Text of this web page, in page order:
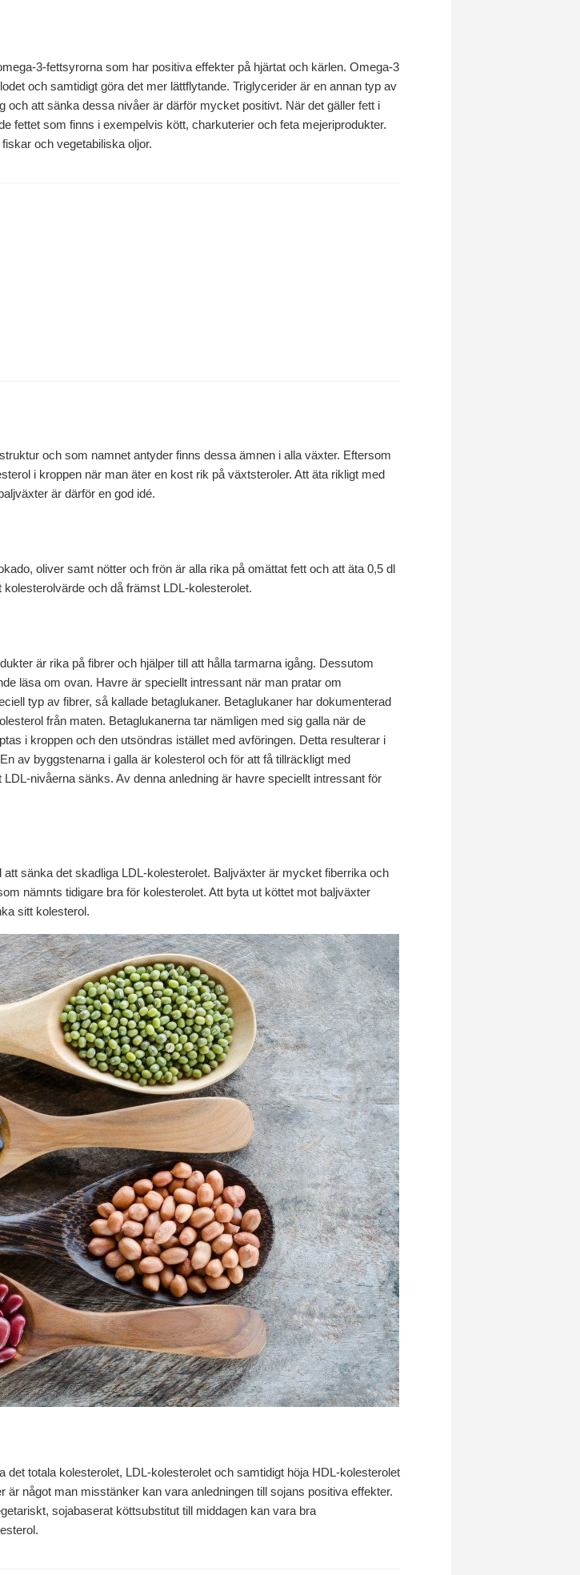
3-fettsyrorna som har positiva effekter på hjärtat och kärlen. Omega-3
och samtidigt göra det mer lättflytande. Triglycerider är en annan typ av
och att sänka dessa nivåer är därför mycket positivt. När det gäller fett i
fettet som finns i exempelvis kött, charkuterier och feta mejeriprodukter.
och vegetabiliska oljor.
och som namnet antyder finns dessa ämnen i alla växter. Eftersom
i kroppen när man äter en kost rik på växtsteroler. Att äta rikligt med
är därför en god idé.
oliver samt nötter och frön är alla rika på omättat fett och att äta 0,5 dl
och då främst LDL-kolesterolet.
är rika på fibrer och hjälper till att hålla tarmarna igång. Dessutom
läsa om ovan. Havre är speciellt intressant när man pratar om
typ av fibrer, så kallade betaglukaner. Betaglukaner har dokumenterad
från maten. Betaglukanerna tar nämligen med sig galla när de
i kroppen och den utsöndras istället med avföringen. Detta resulterar i
av byggstenarna i galla är kolesterol och för att få tillräckligt med
nivåerna sänks. Av denna anledning är havre speciellt intressant för
sänka det skadliga LDL-kolesterolet. Baljväxter är mycket fiberrika och
nämnts tidigare bra för kolesterolet. Att byta ut köttet mot baljväxter
sitt kolesterol.
totala kolesterolet, LDL-kolesterolet och samtidigt höja HDL-kolesterolet
något man misstänker kan vara anledningen till sojans positiva effekter.
sojabaserat köttsubstitut till middagen kan vara bra